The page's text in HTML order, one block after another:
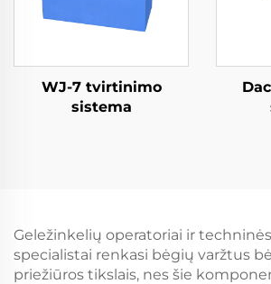
WJ-7 tvirtinimo
sistema
Geležinkelių operatoriai ir
specialistai renkasi bėgių varžtus
priežiūros tikslais, nes šie